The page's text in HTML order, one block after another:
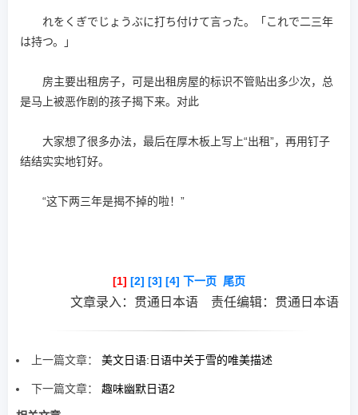
れをくぎでじょうぶに打ち付けて言った。「これで二三年
は持つ。」
房主要出租房子，可是出租房屋的标识不管贴出多少次，总
是马上被恶作剧的孩子揭下来。对此
大家想了很多办法，最后在厚木板上写上“出租”，再用钉子
结结实实地钉好。
“这下两三年是揭不掉的啦！”
[1] [2] [3] [4] 下一页 尾页
文章录入：贯通日本语 责任编辑：贯通日本语
上一篇文章： 美文日语:日语中关于雪的唯美描述
下一篇文章： 趣味幽默日语2